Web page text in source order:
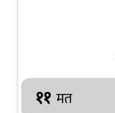
११ मत